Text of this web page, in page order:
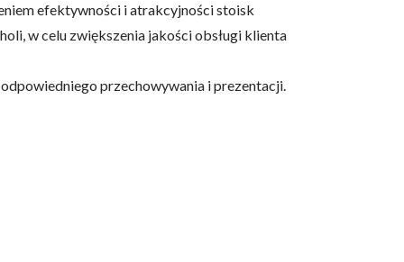
efektywności i atrakcyjności stoisk
w celu zwiększenia jakości obsługi klienta
przechowywania i prezentacji.